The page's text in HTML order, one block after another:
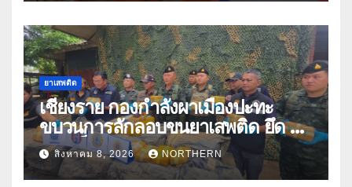
ยาเสพติด
เชียงราย กองกำลังผาเมืองปะทะ
ขบวนการลักลอบขนยาเสพติด ยึด 2
ล้านเม็ด
สิงหาคม 8, 2026 NORTHERN